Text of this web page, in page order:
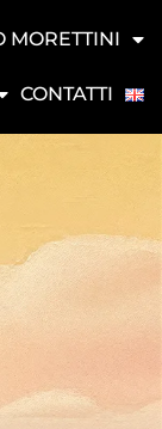
MORETTINI
CONTATTI